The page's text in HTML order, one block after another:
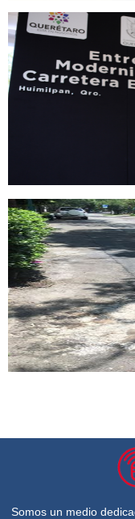
Somos un medio